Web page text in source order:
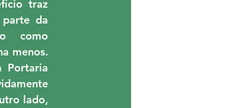
traz
parte da
como
menos.
Portaria
lado,